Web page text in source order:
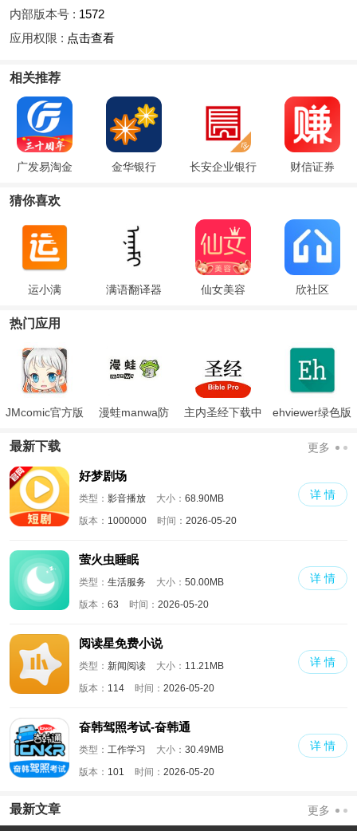
内部版本号 : 1572
应用权限 : 点击查看
相关推荐
广发易淘金 金华银行 长安企业银行 财信证券
猜你喜欢
运小满 满语翻译器 仙女美容 欣社区
热门应用
JMcomic官方版
漫蛙manwa防
主内圣经下载中
ehviewer绿色版
最新下载 更多
好梦剧场
类型： 影音播放 大小： 68.90MB
版本： 1000000 时间： 2026-05-20
详 情
萤火虫睡眠
类型： 生活服务 大小： 50.00MB
版本： 63 时间： 2026-05-20
详 情
阅读星免费小说
类型： 新闻阅读 大小： 11.21MB
版本： 114 时间： 2026-05-20
详 情
奋韩驾照考试-奋韩通
类型： 工作学习 大小： 30.49MB
版本： 101 时间： 2026-05-20
详 情
最新文章 更多